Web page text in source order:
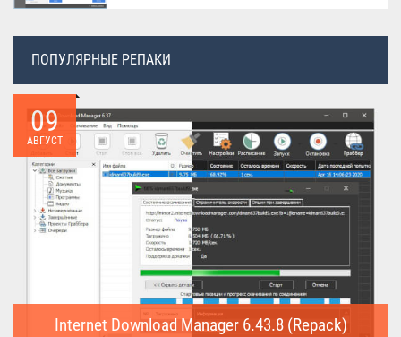
ПОПУЛЯРНЫЕ РЕПАКИ
09
АВГУСТ
Internet Download Manager 6.43.8 (Repack)